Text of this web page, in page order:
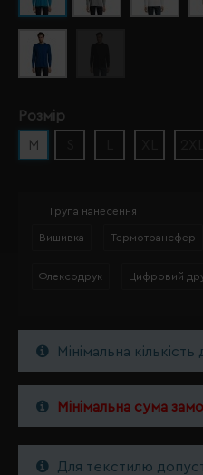
Розмір
M
Група нанесення
Вишивка Термотрансфер
Флексодрук Цифровий
Мінімальна
Мінімальна сума
Для текстилю